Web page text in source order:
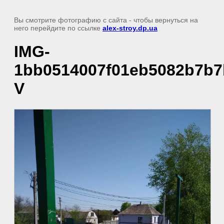
Вы смотрите фотографию с сайта - чтобы вернуться на
него перейдите по ссылке alex-stroy.dp.ua
IMG-
V